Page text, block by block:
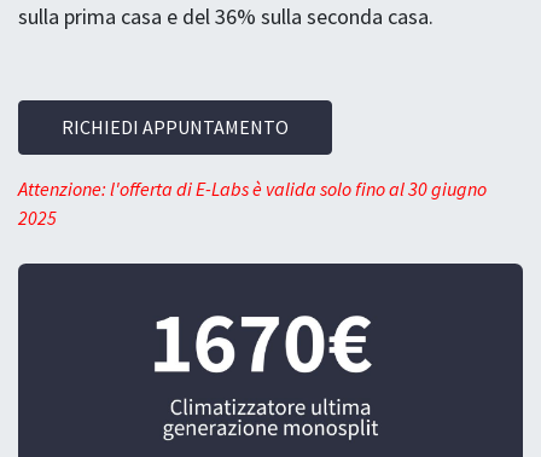
sulla prima casa e del 36% sulla seconda casa.
RICHIEDI APPUNTAMENTO
Attenzione: l'offerta di E-Labs è valida solo fino al 30 giugno
2025